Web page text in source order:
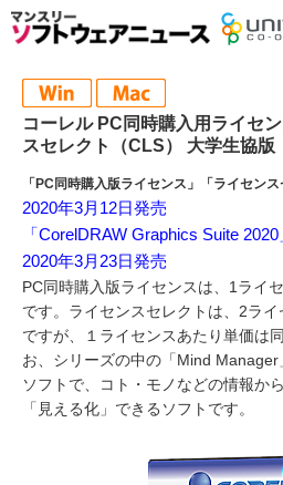
コーレル PC同時購入用ライセ
スセレクト（CLS） 大学生協版
「PC同時購入版ライセンス」「ライセン
2020年3月12日発売
「CorelDRAW Graphics Suite 2020
2020年3月23日発売
PC同時購入版ライセンスは、1ライ
です。ライセンスセレクトは、2ラ
ですが、１ライセンスあたり単価は
お、シリーズの中の「Mind
ソフトで、コト・モノなどの情報か
「見える化」できるソフトです。